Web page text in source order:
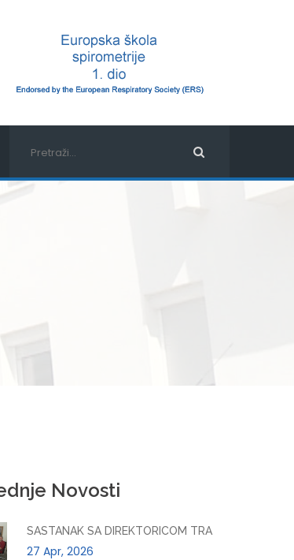
Novosti
SASTANAK SA DIREKTORICOM TRA
27 Apr, 2026